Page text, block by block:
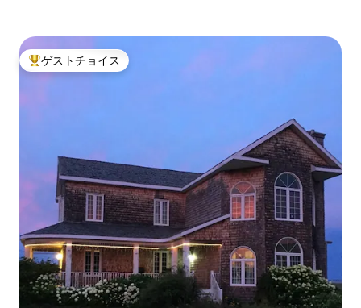
大好評のゲストチョイスです。
ゲストチョイス